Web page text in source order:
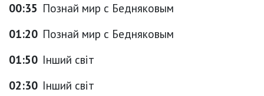
00:35 Познай мир с Бедняковым
01:20 Познай мир с Бедняковым
01:50 Інший світ
02:30 Інший світ